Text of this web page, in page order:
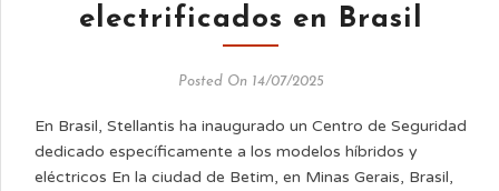
electrificados en Brasil
Posted On 14/07/2025
En Brasil, Stellantis ha inaugurado un Centro de Seguridad
dedicado específicamente a los modelos híbridos y
eléctricos En la ciudad de Betim, en Minas Gerais, Brasil,